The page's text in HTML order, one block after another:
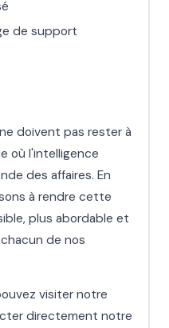
de support
doivent pas rester à
où l'intelligence
des affaires. En
à rendre cette
plus abordable et
de nos
visiter notre
directement notre